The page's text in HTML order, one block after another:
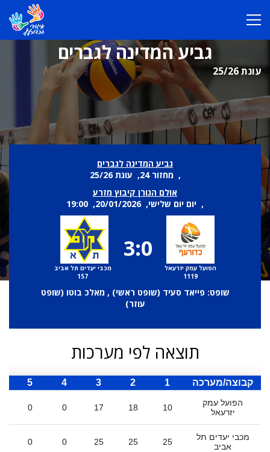
גביע המדינה לגברים
עונת 25/26
גביע המדינה לגברים
, מחזור 24, עונת 25/26
אולם הגורן קיבוץ מזרע
, יום יום שלישי, 20/01/2026, 19:00
הפועל עמק יזרעאל
1119
3:0
מכבי יעדים תל אביב
157
שופט: פייאד סעיד (שופט ראשי) , מאלכ בוטו (שופט
עוזר)
תוצאה לפי מערכות
קבוצה/מערכה 1
2
3
4
5
הפועל עמק
יזרעאל
10
18
17
0
0
מכבי יעדים תל
אביב
25
25
25
0
0